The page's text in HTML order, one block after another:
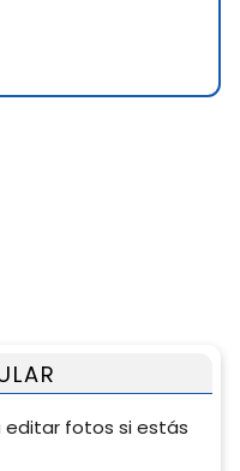
editar fotos si estás